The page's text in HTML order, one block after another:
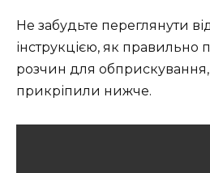
Не забудьте переглянути
інструкцією, як правильно
розчин для
прикріпили нижче.